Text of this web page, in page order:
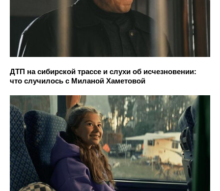
ДТП на сибирской трассе и слухи об исчезновении:
что случилось с Миланой Хаметовой